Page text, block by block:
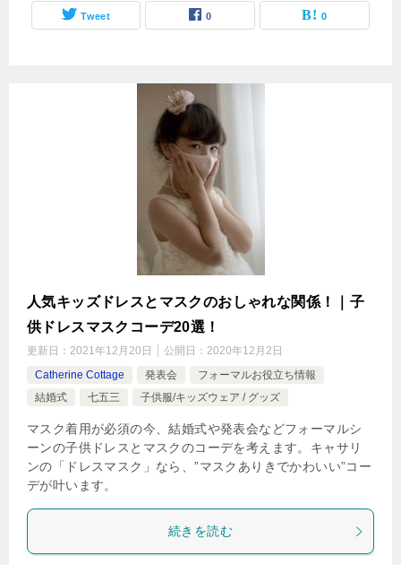
Tweet 0 0
人気キッズドレスとマスクのおしゃれな関係！｜子
供ドレスマスクコーデ20選！
更新日： 2021年12月20日 公開日： 2020年12月2日
Catherine Cottage
発表会
フォーマルお役立ち情報
結婚式
七五三 子供服/キッズウェア / グッズ
マスク着用が必須の今、結婚式や発表会などフォーマルシ
ーンの子供ドレスとマスクのコーデを考えます。キャサリ
ンの「ドレスマスク」なら、”マスクありきでかわいい”コー
デが叶います。
続きを読む